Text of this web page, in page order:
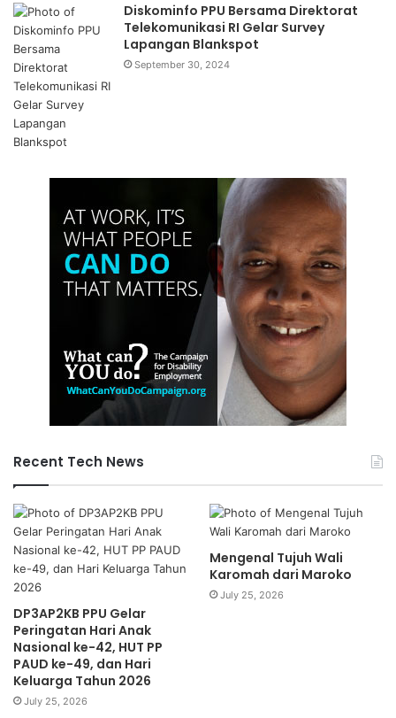
Diskominfo PPU Bersama Direktorat
Telekomunikasi RI Gelar Survey
Lapangan Blankspot
September 30, 2024
Recent Tech News
DP3AP2KB PPU Gelar
Peringatan Hari Anak
Nasional ke-42, HUT PP
PAUD ke-49, dan Hari
Keluarga Tahun 2026
July 25, 2026
Mengenal Tujuh Wali
Karomah dari Maroko
July 25, 2026